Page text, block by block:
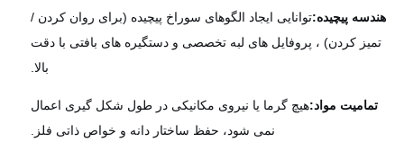
پیچیده:توانایی ایجاد الگوهای سوراخ پیچیده (برای روان کردن /
کردن) ، پروفایل های لبه تخصصی و دستگیره های بافتی با دقت
مواد: هیچ گرما یا نیروی مکانیکی در طول شکل گیری اعمال
نمی شود، حفظ ساختار دانه و خواص ذاتی فلز.